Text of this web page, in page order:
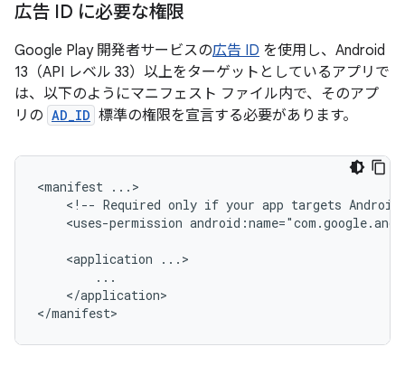
広告 ID に必要な権限
Google Play 開発者サービスの広告 ID を使用し、Android
13（API レベル 33）以上をターゲットとしているアプリで
は、以下のようにマニフェスト ファイル内で、そのアプ
リの AD_ID 標準の権限を宣言する必要があります。
<manifest
<!-- Required only if your app targets Android
<uses-permission
<application
</application>